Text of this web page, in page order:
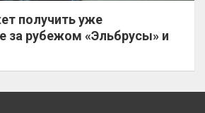
получить уже
за рубежом «Эльбрусы» и